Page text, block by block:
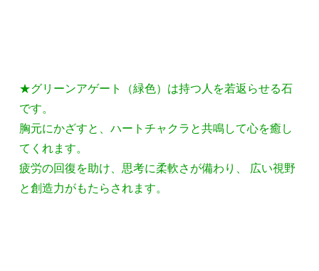
★グリーンアゲート（緑色）は持つ人を若返らせる石
です。
胸元にかざすと、ハートチャクラと共鳴して心を癒し
てくれます。
疲労の回復を助け、思考に柔軟さが備わり、 広い視野
と創造力がもたらされます。